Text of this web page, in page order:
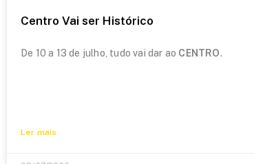
Centro Vai ser Histórico
De 10 a 13 de julho, tudo vai dar ao CENTRO.
Ler mais